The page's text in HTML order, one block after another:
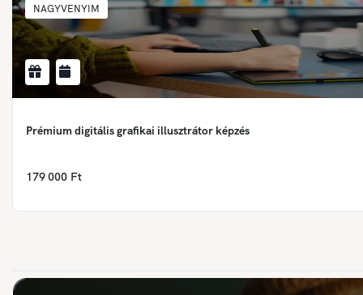
NAGYVENYIM
Prémium digitális grafikai illusztrátor képzés
179 000 Ft